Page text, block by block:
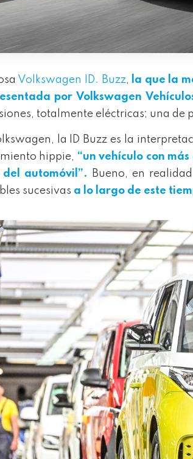
Volkswagen ID. Buzz,
la que la
por Volkswagen
totalmente eléctricas; una de
la ID Buzz es la
hippie, “un vehículo con
del automóvil”.
Bueno, en
sucesivas a lo largo de este